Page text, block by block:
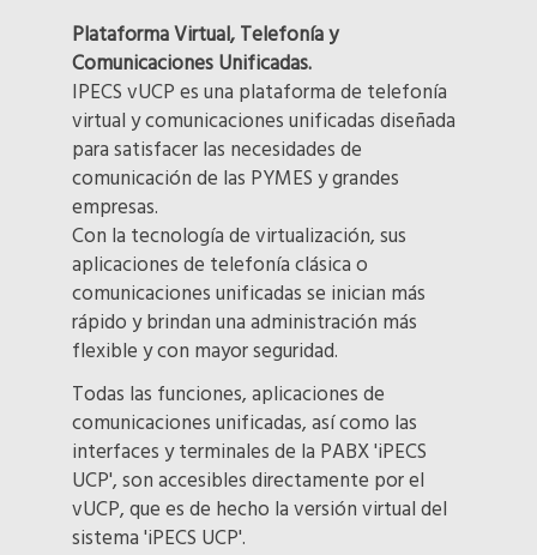
Plataforma Virtual, Telefonía y
Comunicaciones Unificadas.
IPECS vUCP es una plataforma de telefonía
virtual y comunicaciones unificadas diseñada
para satisfacer las necesidades de
comunicación de las PYMES y grandes
empresas.
Con la tecnología de virtualización, sus
aplicaciones de telefonía clásica o
comunicaciones unificadas se inician más
rápido y brindan una administración más
flexible y con mayor seguridad.
Todas las funciones, aplicaciones de
comunicaciones unificadas, así como las
interfaces y terminales de la PABX 'iPECS
UCP', son accesibles directamente por el
vUCP, que es de hecho la versión virtual del
sistema 'iPECS UCP'.